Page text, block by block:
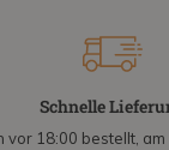
Schnelle
vor 18:00 bestellt,